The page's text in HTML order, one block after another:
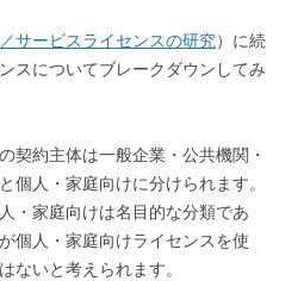
サービスライセンスの研究）に続
スについてブレークダウンしてみ
契約主体は一般企業・公共機関・
個人・家庭向けに分けられます。
・家庭向けは名目的な分類であ
個人・家庭向けライセンスを使
ないと考えられます。